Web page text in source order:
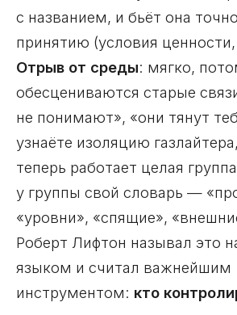
с названием, и бьёт она
принятию (условия
Отрыв от среды: мягко,
обесцениваются старые
не понимают», «они тянут
узнаёте изоляцию
теперь работает целая
у группы свой словарь —
«уровни», «спящие»,
Роберт Лифтон называл это
языком и считал важнейшим
инструментом: кто